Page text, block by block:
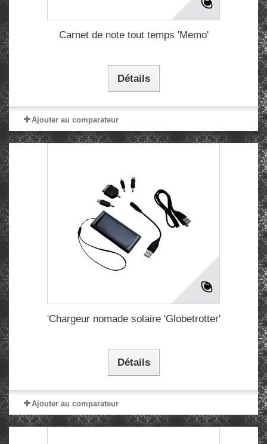
Carnet de note tout temps 'Memo'
Détails
Ajouter au comparateur
'Chargeur nomade solaire 'Globetrotter'
Détails
Ajouter au comparateur